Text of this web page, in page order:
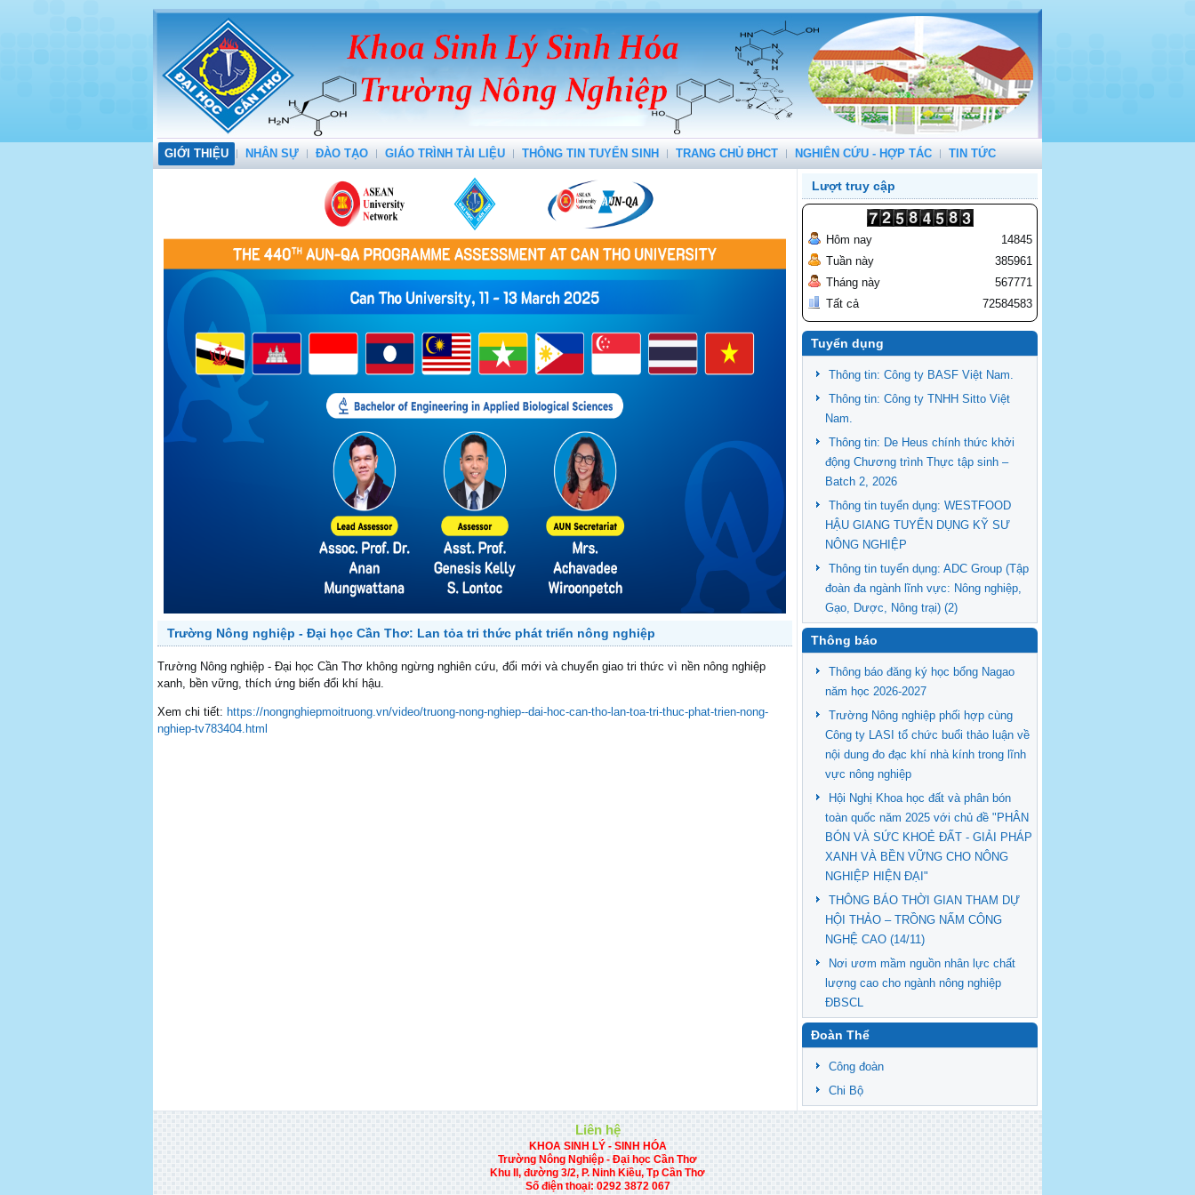
GIỚI THIỆU NHÂN SỰ ĐÀO TẠO GIÁO TRÌNH TÀI LIỆU THÔNG TIN TUYỂN SINH TRANG CHỦ ĐHCT NGHIÊN CỨU - HỢP TÁC TIN TỨC
Trường Nông nghiệp - Đại học Cần Thơ: Lan tỏa tri thức phát triển nông nghiệp
Trường Nông nghiệp - Đại học Cần Thơ không ngừng nghiên cứu, đổi mới và chuyển giao tri thức vì nền nông nghiệp
xanh, bền vững, thích ứng biến đổi khí hậu.
Xem chi tiết: https://nongnghiepmoitruong.vn/video/truong-nong-nghiep--dai-hoc-can-tho-lan-toa-tri-thuc-phat-trien-nong-
nghiep-tv783404.html
Lượt truy cập
Hôm nay
Tuần này
Tháng này
Tất cả
14845
385961
567771
72584583
Tuyển dụng
Thông tin: Công ty BASF Việt Nam.
Thông tin: Công ty TNHH Sitto Việt
Nam.
Thông tin: De Heus chính thức khởi
động Chương trình Thực tập sinh –
Batch 2, 2026
Thông tin tuyển dụng: WESTFOOD
HẬU GIANG TUYỂN DỤNG KỸ SƯ
NÔNG NGHIỆP
Thông tin tuyển dụng: ADC Group (Tập
đoàn đa ngành lĩnh vực: Nông nghiệp,
Gạo, Dược, Nông trại) (2)
Thông báo
Thông báo đăng ký học bổng Nagao
năm học 2026-2027
Trường Nông nghiệp phối hợp cùng
Công ty LASI tổ chức buổi thảo luận về
nội dung đo đạc khí nhà kính trong lĩnh
vực nông nghiệp
Hội Nghị Khoa học đất và phân bón
toàn quốc năm 2025 với chủ đề "PHÂN
BÓN VÀ SỨC KHOẺ ĐẤT - GIẢI PHÁP
XANH VÀ BỀN VỮNG CHO NÔNG
NGHIỆP HIỆN ĐẠI"
THÔNG BÁO THỜI GIAN THAM DỰ
HỘI THẢO – TRỒNG NẤM CÔNG
NGHỆ CAO (14/11)
Nơi ươm mầm nguồn nhân lực chất
lượng cao cho ngành nông nghiệp
ĐBSCL
Đoàn Thể
Công đoàn
Chi Bộ
Liên hệ
KHOA SINH LÝ - SINH HÓA
Trường Nông Nghiệp - Đại học Cần Thơ
Khu II, đường 3/2, P. Ninh Kiều, Tp Cần Thơ
Số điện thoại: 0292 3872 067